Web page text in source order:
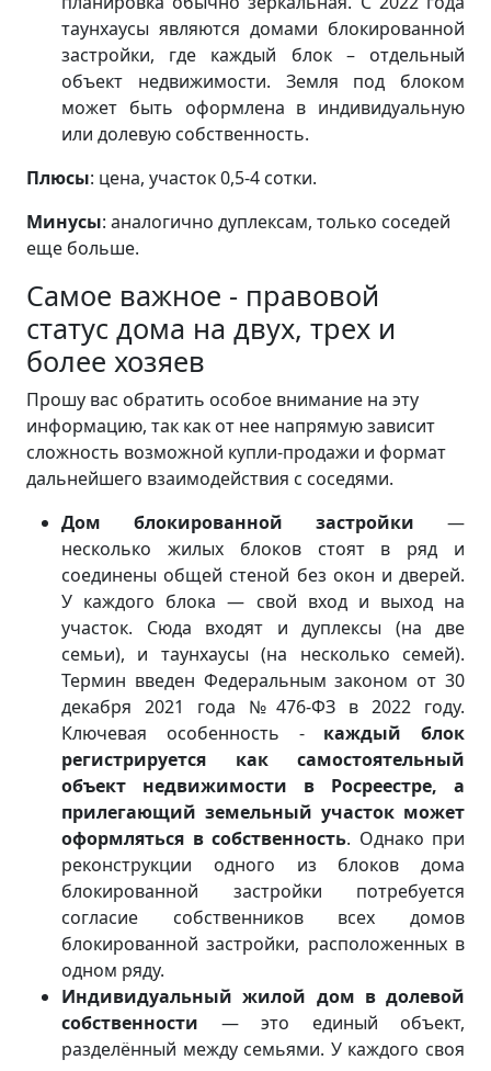
таунхаусы являются домами блокированной
застройки, где каждый блок – отдельный
объект недвижимости. Земля под блоком
может быть оформлена в индивидуальную
или долевую собственность.
Плюсы: цена, участок 0,5-4 сотки.
Минусы: аналогично дуплексам, только соседей
еще больше.
Самое важное - правовой
статус дома на двух, трех и
более хозяев
Прошу вас обратить особое внимание на эту
информацию, так как от нее напрямую зависит
сложность возможной купли-продажи и формат
дальнейшего взаимодействия с соседями.
Дом блокированной застройки —
несколько жилых блоков стоят в ряд и
соединены общей стеной без окон и дверей.
У каждого блока — свой вход и выход на
участок. Сюда входят и дуплексы (на две
семьи), и таунхаусы (на несколько семей).
Термин введен Федеральным законом от 30
декабря 2021 года №476-ФЗ в 2022 году.
Ключевая особенность - каждый блок
регистрируется как самостоятельный
объект недвижимости в Росреестре, а
прилегающий земельный участок может
оформляться в собственность. Однако при
реконструкции одного из блоков дома
блокированной застройки потребуется
согласие собственников всех домов
блокированной застройки, расположенных в
одном ряду.
Индивидуальный жилой дом в долевой
собственности — это единый объект,
разделённый между семьями. У каждого своя